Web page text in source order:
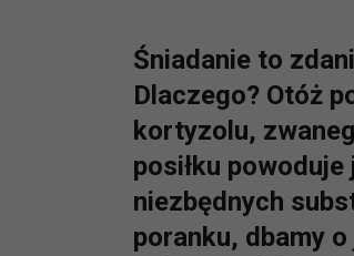
Śniadanie to
Dlaczego? Otóż
kortyzolu,
posiłku
niezbędnych
poranku, dbamy